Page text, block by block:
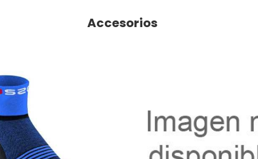
Accesorios